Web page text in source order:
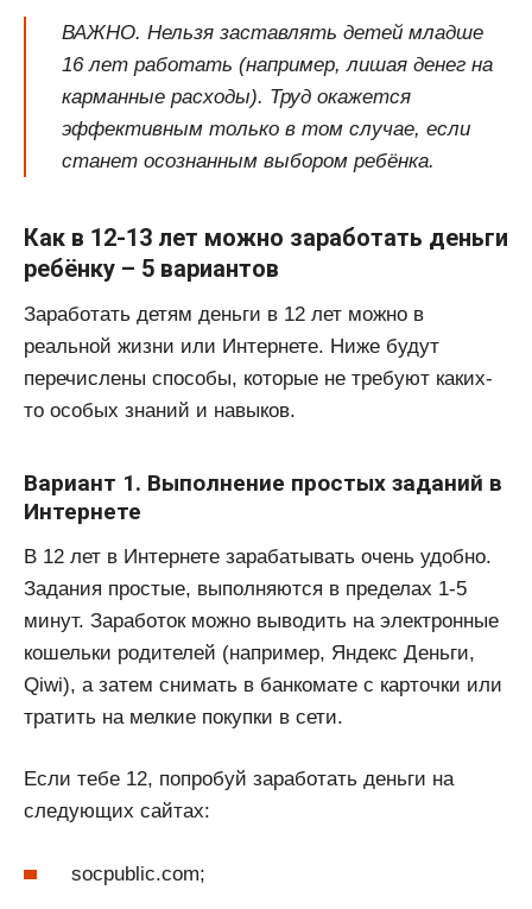
ВАЖНО. Нельзя заставлять детей младше
16 лет работать (например, лишая денег на
карманные расходы). Труд окажется
эффективным только в том случае, если
станет осознанным выбором ребёнка.
Как в 12-13 лет можно заработать деньги
ребёнку – 5 вариантов
Заработать детям деньги в 12 лет можно в
реальной жизни или Интернете. Ниже будут
перечислены способы, которые не требуют каких-
то особых знаний и навыков.
Вариант 1. Выполнение простых заданий в
Интернете
В 12 лет в Интернете зарабатывать очень удобно.
Задания простые, выполняются в пределах 1-5
минут. Заработок можно выводить на электронные
кошельки родителей (например, Яндекс Деньги,
Qiwi), а затем снимать в банкомате с карточки или
тратить на мелкие покупки в сети.
Если тебе 12, попробуй заработать деньги на
следующих сайтах:
socpublic.com;